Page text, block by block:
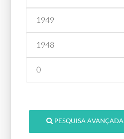
1949
1948
0
PESQUISA AVANÇADA